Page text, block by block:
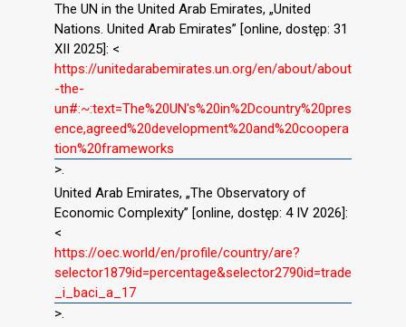
The UN in the United Arab Emirates, „United
Nations. United Arab Emirates” [online, dostęp: 31
XII 2025]: <
https://unitedarabemirates.un.org/en/about/about
-the-
un#:~:text=The%20UN's%20in%2Dcountry%20pres
ence,agreed%20development%20and%20coopera
tion%20frameworks
>.
United Arab Emirates, „The Observatory of
Economic Complexity” [online, dostęp: 4 IV 2026]:
<
https://oec.world/en/profile/country/are?
selector1879id=percentage&selector2790id=trade
_i_baci_a_17
>.